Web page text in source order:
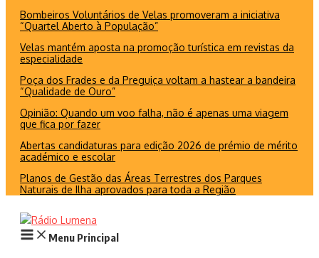
Bombeiros Voluntários de Velas promoveram a iniciativa
“Quartel Aberto à População”
Velas mantém aposta na promoção turística em revistas da
especialidade
Poça dos Frades e da Preguiça voltam a hastear a bandeira
“Qualidade de Ouro”
Opinião: Quando um voo falha, não é apenas uma viagem
que fica por fazer
Abertas candidaturas para edição 2026 de prémio de mérito
académico e escolar
Planos de Gestão das Áreas Terrestres dos Parques
Naturais de Ilha aprovados para toda a Região
Menu Principal